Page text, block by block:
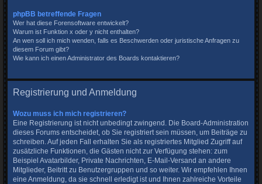
phpBB betreffende Fragen
Wer hat diese Forensoftware entwickelt?
Warum ist Funktion x oder y nicht enthalten?
An wen soll ich mich wenden, falls es Beschwerden oder juristische Anfragen zu
diesem Forum gibt?
Wie kann ich einen Administrator des Boards kontaktieren?
Registrierung und Anmeldung
Wozu muss ich mich registrieren?
Eine Registrierung ist nicht unbedingt zwingend. Die Board-Administration
dieses Forums entscheidet, ob Sie registriert sein müssen, um Beiträge zu
schreiben. Auf jeden Fall erhalten Sie als registriertes Mitglied Zugriff auf
zusätzliche Funktionen, die Gästen nicht zur Verfügung stehen: zum
Beispiel Avatarbilder, Private Nachrichten, E-Mail-Versand an andere
Mitglieder, Beitritt zu Benutzergruppen und so weiter. Wir empfehlen Ihnen
eine Anmeldung, da sie schnell erledigt ist und Ihnen zahlreiche Vorteile